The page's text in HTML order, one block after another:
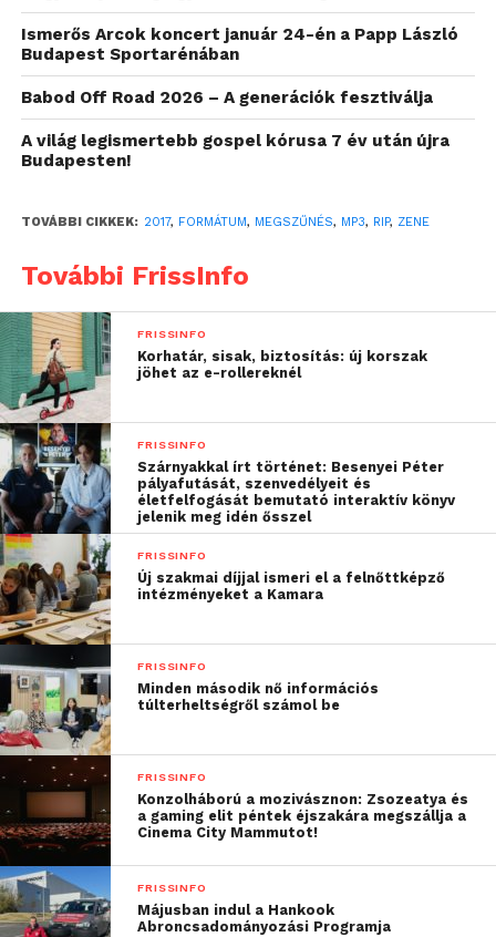
Ismerős Arcok koncert január 24-én a Papp László
Budapest Sportarénában
Babod Off Road 2026 – A generációk fesztiválja
A világ legismertebb gospel kórusa 7 év után újra
Budapesten!
TOVÁBBI CIKKEK: 2017, FORMÁTUM, MEGSZŰNÉS, MP3, RIP, ZENE
További FrissInfo
FRISSINFO
Korhatár, sisak, biztosítás: új korszak
jöhet az e-rollereknél
FRISSINFO
Szárnyakkal írt történet: Besenyei Péter
pályafutását, szenvedélyeit és
életfelfogását bemutató interaktív könyv
jelenik meg idén ősszel
FRISSINFO
Új szakmai díjjal ismeri el a felnőttképző
intézményeket a Kamara
FRISSINFO
Minden második nő információs
túlterheltségről számol be
FRISSINFO
Konzolháború a mozivásznon: Zsozeatya és
a gaming elit péntek éjszakára megszállja a
Cinema City Mammutot!
FRISSINFO
Májusban indul a Hankook
Abroncsadományozási Programja